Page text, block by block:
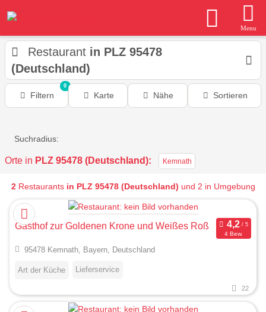
Menu
Restaurant in PLZ 95478
(Deutschland)
Filtern
0
Karte Nähe Sortieren
Suchradius:
Orte in PLZ 95478 (Deutschland): Kemnath
2Restaurants in PLZ 95478 (Deutschland) und 2 in Umgebung
Gasthof zur Goldenen Krone und Weißes Roß
4 Bew.
95478 Kemnath, Bayern, Deutschland
Art der Küche Lieferservice
22